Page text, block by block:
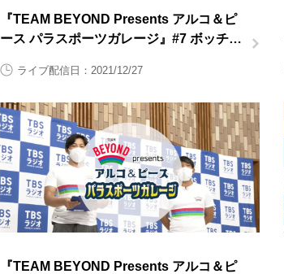
『TEAM BEYOND Presents アルコ＆ピ
ース パラスポーツガレージ』#7 ボッチャ
ライブ配信日：2021/12/27
『TEAM BEYOND Presents アルコ＆ピ